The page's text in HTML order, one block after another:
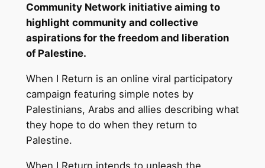
Community Network initiative aiming to
highlight community and collective
aspirations for the freedom and liberation
of Palestine.
When I Return is an online viral participatory
campaign featuring simple notes by
Palestinians, Arabs and allies describing what
they hope to do when they return to
Palestine.
When I Return intends to unleash the